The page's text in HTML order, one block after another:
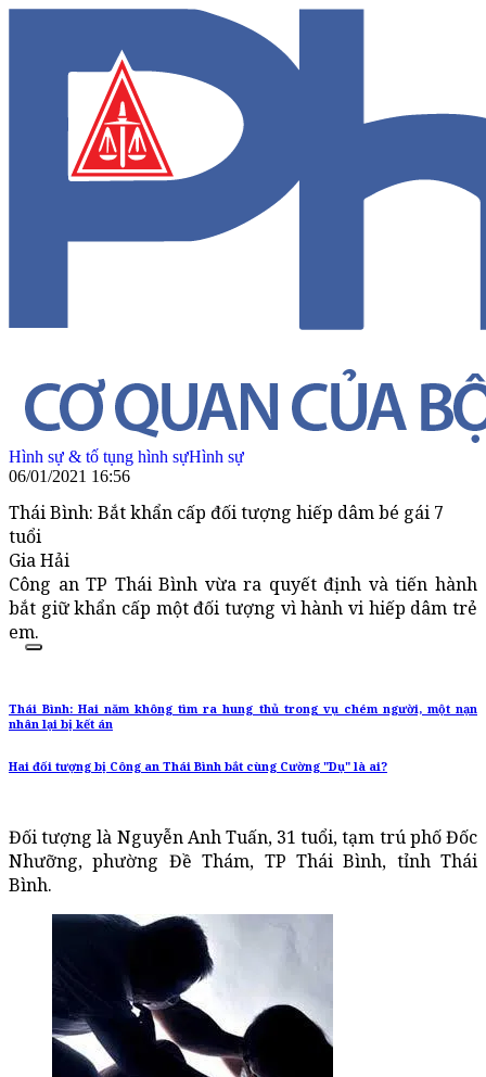
Hình sự & tố tụng hình sựHình sự
06/01/2021 16:56
Thái Bình: Bắt khẩn cấp đối tượng hiếp dâm bé gái 7
tuổi
Gia Hải
Công an TP Thái Bình vừa ra quyết định và tiến hành
bắt giữ khẩn cấp một đối tượng vì hành vi hiếp dâm trẻ
em.
Thái Bình: Hai năm không tìm ra hung thủ trong vụ chém người, một nạn
nhân lại bị kết án
Hai đối tượng bị Công an Thái Bình bắt cùng Cường "Dụ" là ai?
Đối tượng là Nguyễn Anh Tuấn, 31 tuổi, tạm trú phố Đốc
Nhưỡng, phường Đề Thám, TP Thái Bình, tỉnh Thái
Bình.